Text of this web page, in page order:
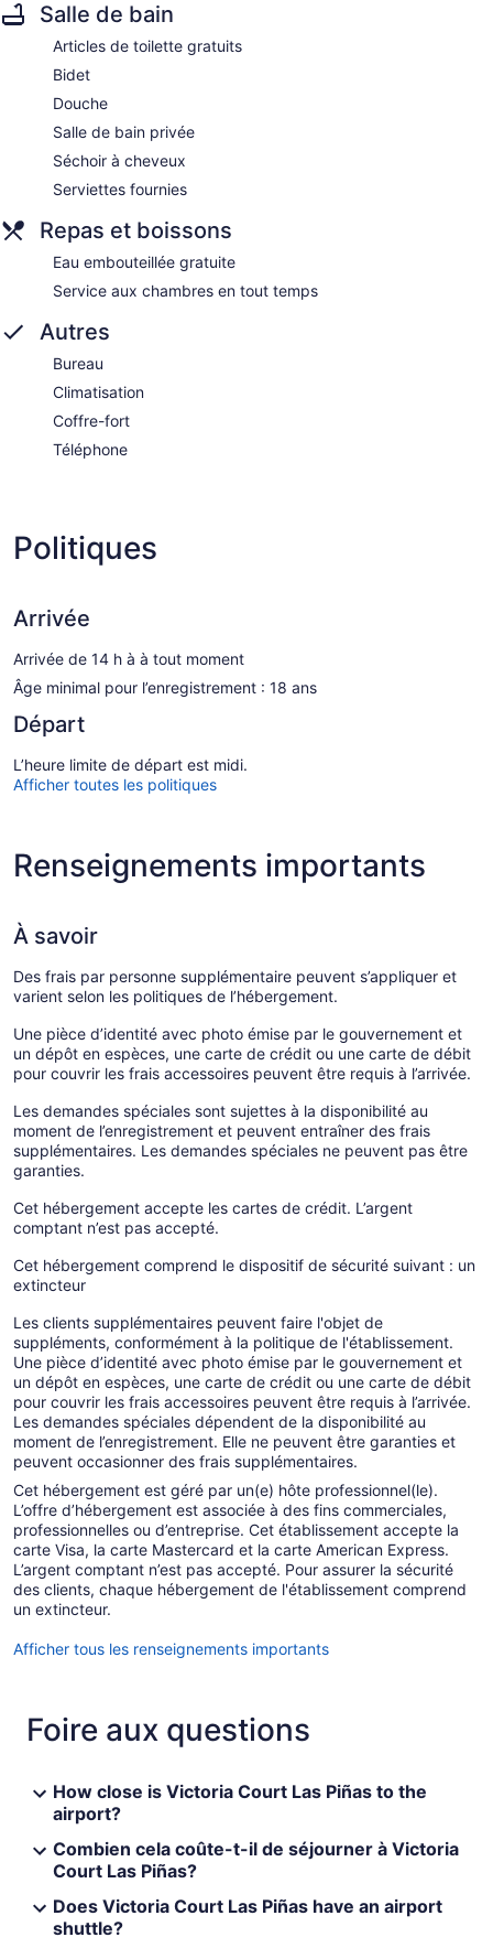
Salle de bain
Articles de toilette gratuits
Bidet
Douche
Salle de bain privée
Séchoir à cheveux
Serviettes fournies
Repas et boissons
Eau embouteillée gratuite
Service aux chambres en tout temps
Autres
Bureau
Climatisation
Coffre-fort
Téléphone
Politiques
Arrivée
Arrivée de 14 h à à tout moment
Âge minimal pour l’enregistrement : 18 ans
Départ
L’heure limite de départ est midi.
Afficher toutes les politiques
Renseignements importants
À savoir
Des frais par personne supplémentaire peuvent s’appliquer et
varient selon les politiques de l’hébergement.
Une pièce d’identité avec photo émise par le gouvernement et
un dépôt en espèces, une carte de crédit ou une carte de débit
pour couvrir les frais accessoires peuvent être requis à l’arrivée.
Les demandes spéciales sont sujettes à la disponibilité au
moment de l’enregistrement et peuvent entraîner des frais
supplémentaires. Les demandes spéciales ne peuvent pas être
garanties.
Cet hébergement accepte les cartes de crédit. L’argent
comptant n’est pas accepté.
Cet hébergement comprend le dispositif de sécurité suivant : un
extincteur
Les clients supplémentaires peuvent faire l'objet de
suppléments, conformément à la politique de l'établissement.
Une pièce d’identité avec photo émise par le gouvernement et
un dépôt en espèces, une carte de crédit ou une carte de débit
pour couvrir les frais accessoires peuvent être requis à l’arrivée.
Les demandes spéciales dépendent de la disponibilité au
moment de l’enregistrement. Elle ne peuvent être garanties et
peuvent occasionner des frais supplémentaires.
Cet hébergement est géré par un(e) hôte professionnel(le).
L’offre d’hébergement est associée à des fins commerciales,
professionnelles ou d’entreprise. Cet établissement accepte la
carte Visa, la carte Mastercard et la carte American Express.
L’argent comptant n’est pas accepté. Pour assurer la sécurité
des clients, chaque hébergement de l'établissement comprend
un extincteur.
Afficher tous les renseignements importants
Foire aux questions
How close is Victoria Court Las Piñas to the
airport?
Combien cela coûte-t-il de séjourner à Victoria
Court Las Piñas?
Does Victoria Court Las Piñas have an airport
shuttle?